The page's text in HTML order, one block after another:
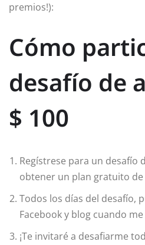
premios!):
Cómo
desafío de
$ 100
Regístrese para un desafío
obtener un plan gratuito de
Todos los días del desafío,
Facebook y blog cuando
¡Te invitaré a desafiarme